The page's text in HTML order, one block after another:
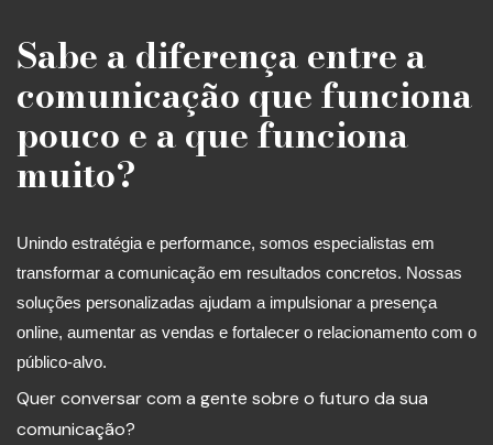
Sabe a diferença entre a
comunicação que funciona
pouco e a que funciona
muito?
Unindo estratégia e performance, somos especialistas em
transformar a comunicação em resultados concretos. Nossas
soluções personalizadas ajudam a impulsionar a presença
online, aumentar as vendas e fortalecer o relacionamento com o
público-alvo.
Quer conversar com a gente sobre o futuro da sua
comunicação?